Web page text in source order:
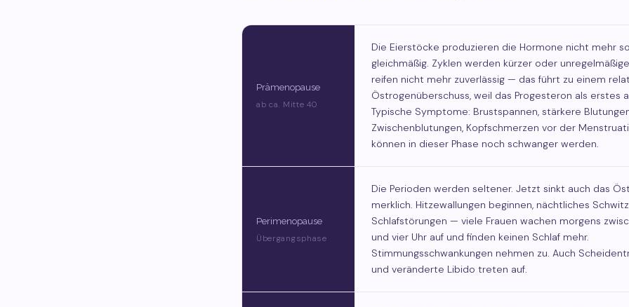
Prämenopause
ab ca. Mitte 40
Die Eierstöcke produzieren die Hormone nicht mehr so
gleichmäßig. Zyklen werden kürzer oder
reifen nicht mehr zuverlässig — das führt zu einem
Östrogenüberschuss, weil das Progesteron als erstes
Typische Symptome: Brustspannen, stärkere
Zwischenblutungen, Kopfschmerzen vor der
können in dieser Phase noch schwanger werden.
Perimenopause
Übergangsphase
Die Perioden werden seltener. Jetzt sinkt auch das
merklich. Hitzewallungen beginnen, nächtliches
Schlafstörungen — viele Frauen wachen morgens
und vier Uhr auf und finden keinen Schlaf mehr.
Stimmungsschwankungen nehmen zu. Auch
und veränderte Libido treten auf.